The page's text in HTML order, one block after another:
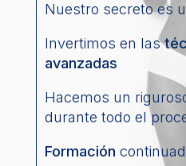
Nuestro secreto es
Invertimos en las
avanzadas
Hacemos un
durante todo el
Formación